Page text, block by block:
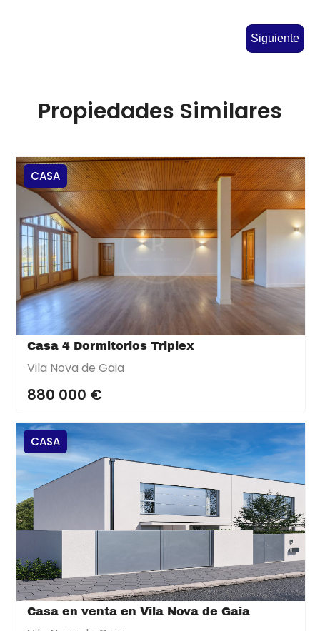
Siguiente
Propiedades Similares
CASA
Casa 4 Dormitorios Triplex
Vila Nova de Gaia
880 000 €
CASA
Casa en venta en Vila Nova de Gaia